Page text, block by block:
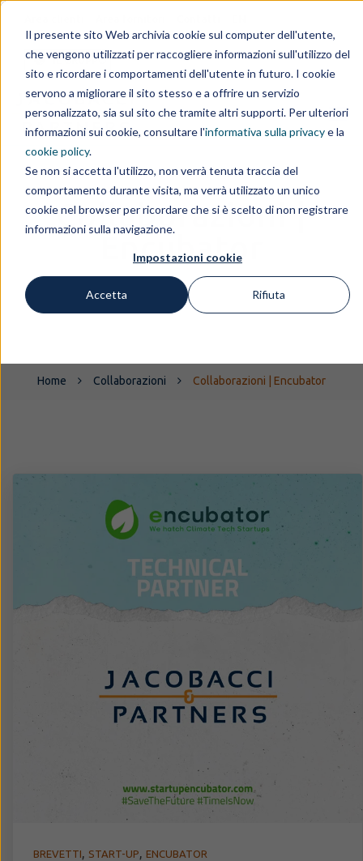
Il presente sito Web archivia cookie sul computer dell'utente,
che vengono utilizzati per raccogliere informazioni sull'utilizzo del
sito e ricordare i comportamenti dell'utente in futuro. I cookie
servono a migliorare il sito stesso e a offrire un servizio
personalizzato, sia sul sito che tramite altri supporti. Per ulteriori
informazioni sui cookie, consultare l'informativa sulla privacye la
cookie policy.
Se non si accetta l'utilizzo, non verrà tenuta traccia del
comportamento durante visita, ma verrà utilizzato un unico
cookie nel browser per ricordare che si è scelto di non registrare
informazioni sulla navigazione.
Impostazioni cookie
Accetta Rifiuta
IL GRUPPO
Collaborazioni |
Encubator
Home Collaborazioni Collaborazioni | Encubator
BREVETTI, START-UP, ENCUBATOR